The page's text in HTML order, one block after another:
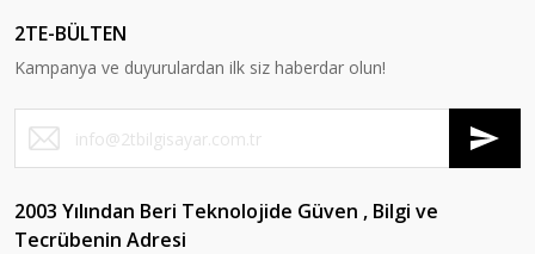
2TE-BÜLTEN
Kampanya ve duyurulardan ilk siz haberdar olun!
2003 Yılından Beri Teknolojide Güven , Bilgi ve
Tecrübenin Adresi